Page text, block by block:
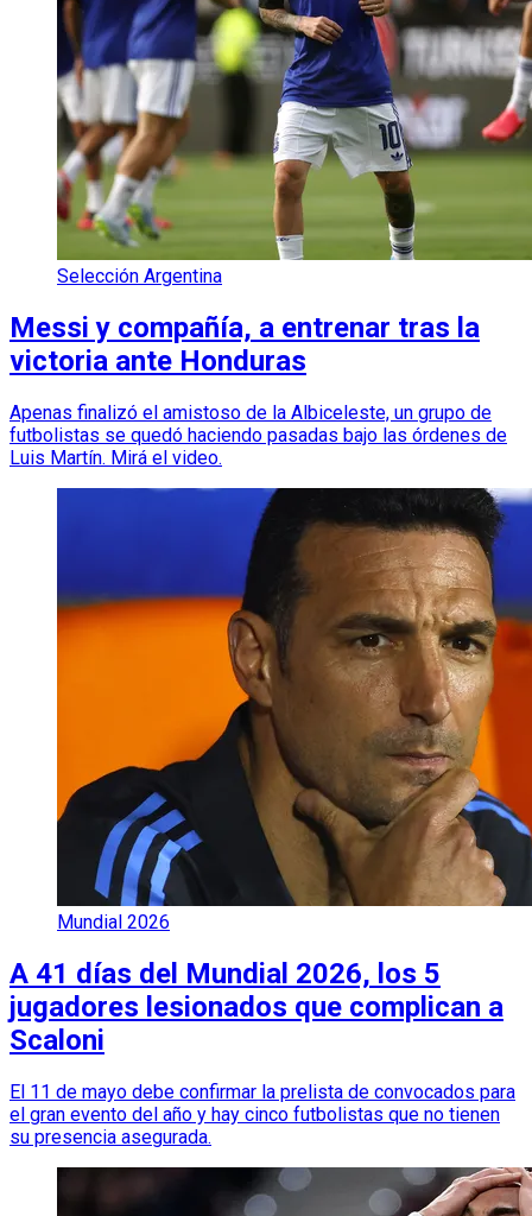
Selección Argentina
Messi y compañía, a entrenar tras la
victoria ante Honduras
Apenas finalizó el amistoso de la Albiceleste, un grupo de
futbolistas se quedó haciendo pasadas bajo las órdenes de
Luis Martín. Mirá el video.
Mundial 2026
A 41 días del Mundial 2026, los 5
jugadores lesionados que complican a
Scaloni
El 11 de mayo debe confirmar la prelista de convocados para
el gran evento del año y hay cinco futbolistas que no tienen
su presencia asegurada.